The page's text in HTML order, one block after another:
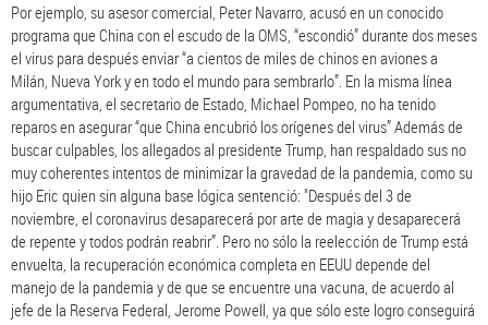
Por ejemplo, su asesor comercial, Peter Navarro, acusó en un conocido
programa que China con el escudo de la OMS, “escondió” durante dos meses
el virus para después enviar “a cientos de miles de chinos en aviones a
Milán, Nueva York y en todo el mundo para sembrarlo”. En la misma línea
argumentativa, el secretario de Estado, Michael Pompeo, no ha tenido
reparos en asegurar “que China encubrió los orígenes del virus” Además de
buscar culpables, los allegados al presidente Trump, han respaldado sus no
muy coherentes intentos de minimizar la gravedad de la pandemia, como su
hijo Eric quien sin alguna base lógica sentenció: "Después del 3 de
noviembre, el coronavirus desaparecerá por arte de magia y desaparecerá
de repente y todos podrán reabrir”. Pero no sólo la reelección de Trump está
envuelta, la recuperación económica completa en EEUU depende del
manejo de la pandemia y de que se encuentre una vacuna, de acuerdo al
jefe de la Reserva Federal, Jerome Powell, ya que sólo este logro conseguirá